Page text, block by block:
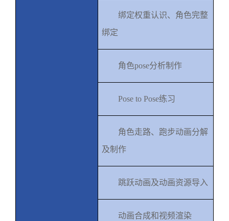
绑定权重认识、角色完整
绑定
角色pose分析制作
Pose to Pose练习
角色走路、跑步动画分解
及制作
跳跃动画及动画资源导入
动画合成和视频渲染